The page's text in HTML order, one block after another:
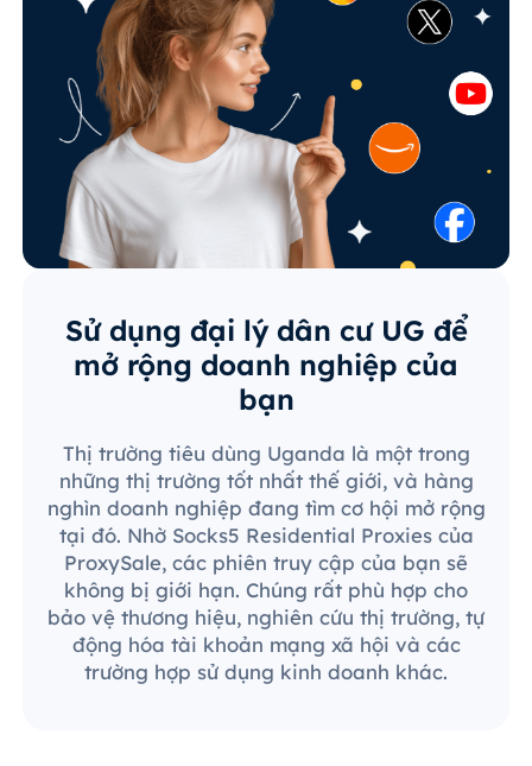
Sử dụng đại lý dân cư UG để
mở rộng doanh nghiệp của
bạn
Thị trường tiêu dùng Uganda là một trong
những thị trường tốt nhất thế giới, và hàng
nghìn doanh nghiệp đang tìm cơ hội mở rộng
tại đó. Nhờ Socks5 Residential Proxies của
ProxySale, các phiên truy cập của bạn sẽ
không bị giới hạn. Chúng rất phù hợp cho
bảo vệ thương hiệu, nghiên cứu thị trường, tự
động hóa tài khoản mạng xã hội và các
trường hợp sử dụng kinh doanh khác.